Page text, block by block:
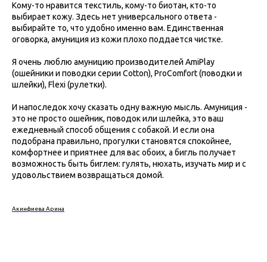
Кому-то нравится текстиль, кому-то биотан, кто-то
выбирает кожу. Здесь нет универсального ответа -
выбирайте то, что удобно именно вам. Единственная
оговорка, амуниция из кожи плохо поддается чистке.
Я очень люблю амуницию производителей AmiPlay
(ошейники и поводки серии Cotton), ProComfort (поводки и
шлейки), Flexi (рулетки).
И напоследок хочу сказать одну важную мысль. Амуниция -
это не просто ошейник, поводок или шлейка, это ваш
ежедневный способ общения с собакой. И если она
подобрана правильно, прогулки становятся спокойнее,
комфортнее и приятнее для вас обоих, а бигль получает
возможность быть биглем: гулять, нюхать, изучать мир и с
удовольствием возвращаться домой.
Акинфиева Арина